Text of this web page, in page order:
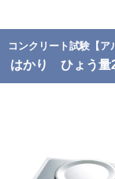
コンクリート試験【ア
はかり ひょう